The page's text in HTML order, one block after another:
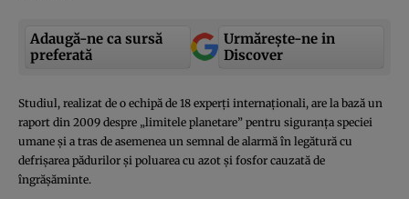
Adaugă-ne ca sursă
preferată
Urmărește-ne in
Discover
Studiul, realizat de o echipă de 18 experţi internaţionali, are la bază un
raport din 2009 despre „limitele planetare” pentru siguranţa speciei
umane şi a tras de asemenea un semnal de alarmă în legătură cu
defrişarea pădurilor şi poluarea cu azot şi fosfor cauzată de
îngrăşăminte.